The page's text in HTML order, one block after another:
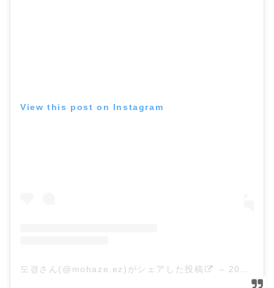
View this post on Instagram
도경さん(@mohaze.ez)がシェアした投稿 – 2018年 4月月2日午前7時40分PDT